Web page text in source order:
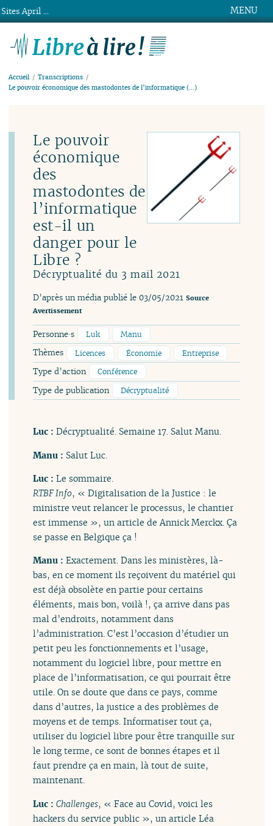
MENU
Accueil
Transcriptions
Le pouvoir économique des mastodontes de l’informatique (…)
Le pouvoir
économique
des
mastodontes de
l’informatique
est-il un
danger pour le
Libre ?
Décryptualité du 3 mail 2021
D’après un média publié le 03/05/2021 Source
Avertissement
Personne·s Luk Manu
Thèmes Licences Économie Entreprise
Type d’action Conférence
Type de publication Décryptualité
Luc :Décryptualité. Semaine 17. Salut Manu.
Manu : Salut Luc.
Luc :Le sommaire.
RTBF Info, « Digitalisation de la Justice : le
ministre veut relancer le processus, le chantier
est immense », un article de Annick Merckx. Ça
se passe en Belgique ça !
Manu :Exactement. Dans les ministères, là-
bas, en ce moment ils reçoivent du matériel qui
est déjà obsolète en partie pour certains
éléments, mais bon, voilà !, ça arrive dans pas
mal d’endroits, notamment dans
l’administration. C’est l’occasion d’étudier un
petit peu les fonctionnements et l’usage,
notamment du logiciel libre, pour mettre en
place de l’informatisation, ce qui pourrait être
utile. On se doute que dans ce pays, comme
dans d’autres, la justice a des problèmes de
moyens et de temps. Informatiser tout ça,
utiliser du logiciel libre pour être tranquille sur
le long terme, ce sont de bonnes étapes et il
faut prendre ça en main, là tout de suite,
maintenant.
Luc :Challenges, « Face au Covid, voici les
hackers du service public », un article Léa
Sites April ...